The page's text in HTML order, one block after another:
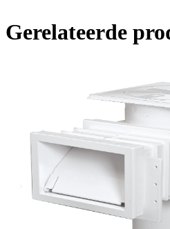
Gerelateerde